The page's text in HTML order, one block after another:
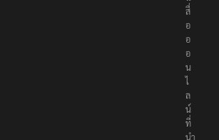
สื่
อ
อ
อ
น
ไ
ล
น์
ที่
นำ